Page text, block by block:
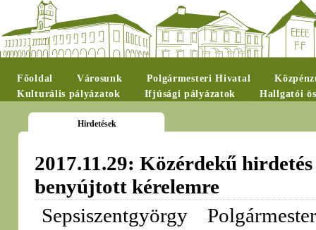
Főoldal Városunk Polgármesteri Hivatal
Kulturális pályázatok
Ifjúsági pályázatok Hallgatói
Hirdetések
2017.11.29: Közérdekű
benyújtott kérelemre
Sepsiszentgyörgy